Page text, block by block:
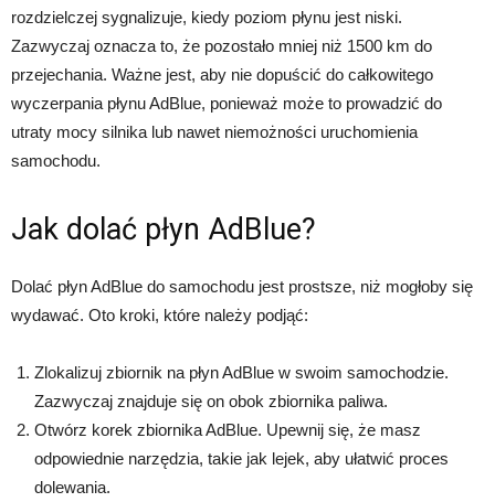
rozdzielczej sygnalizuje, kiedy poziom płynu jest niski.
Zazwyczaj oznacza to, że pozostało mniej niż 1500 km do
przejechania. Ważne jest, aby nie dopuścić do całkowitego
wyczerpania płynu AdBlue, ponieważ może to prowadzić do
utraty mocy silnika lub nawet niemożności uruchomienia
samochodu.
Jak dolać płyn AdBlue?
Dolać płyn AdBlue do samochodu jest prostsze, niż mogłoby się
wydawać. Oto kroki, które należy podjąć:
Zlokalizuj zbiornik na płyn AdBlue w swoim samochodzie.
Zazwyczaj znajduje się on obok zbiornika paliwa.
Otwórz korek zbiornika AdBlue. Upewnij się, że masz
odpowiednie narzędzia, takie jak lejek, aby ułatwić proces
dolewania.